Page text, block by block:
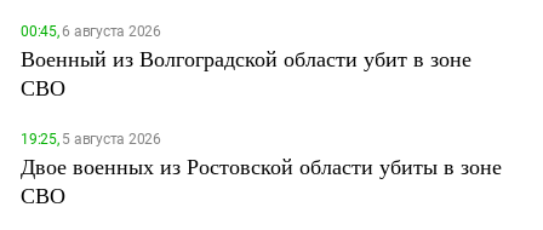
00:45,6 августа 2026
Военный из Волгоградской области убит в зоне
СВО
19:25,5 августа 2026
Двое военных из Ростовской области убиты в зоне
СВО